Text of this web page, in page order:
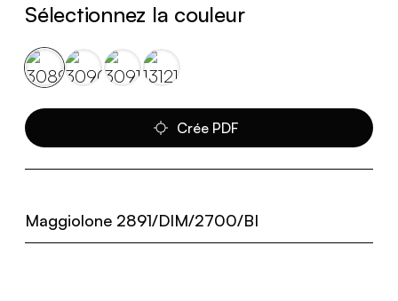
Sélectionnez la couleur
Crée PDF
Maggiolone 2891/DIM/2700/BI